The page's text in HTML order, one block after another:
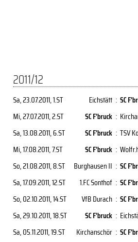
2011/12
Sa, 23.07.2011, 1.ST Eichstätt : SC
Mi, 27.07.2011, 2.ST SC F'bruck :
Sa, 13.08.2011, 6.ST SC F'bruck : TSV
Mi, 17.08.2011, 7.ST SC F'bruck :
So, 21.08.2011, 8.ST Burghausen II : SC
Sa, 17.09.2011, 12.ST 1.FC Sonthof : SC
So, 02.10.2011, 14.ST VfB Durach : SC
Sa, 29.10.2011, 18.ST SC F'bruck :
Sa, 05.11.2011, 19.ST Kirchanschör : SC